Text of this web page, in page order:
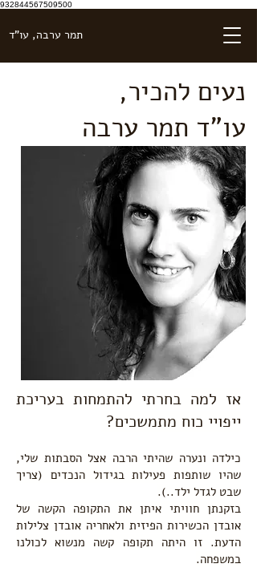
932844567509500
תמר ערבה, עו"ד
נעים להכיר,
עו"ד תמר ערבה
אז למה בחרתי להתמחות בעריכת
ייפויי כוח מתמשכים?
כילדה ונערה שהיתי הרבה אצל הסבתות שלי,
שהיו שותפות פעילות בגידול הנכדים (צריך
שבט לגדל ילד..).
בזקנתן חוויתי איתן את התקופה הקשה של
אובדן הכשירות הפיזית ולאחריה אובדן צלילות
הדעת. זו היתה תקופה קשה מנשוא לכולנו
במשפחה.